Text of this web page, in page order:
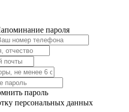
пароля
пароль
персональных данных